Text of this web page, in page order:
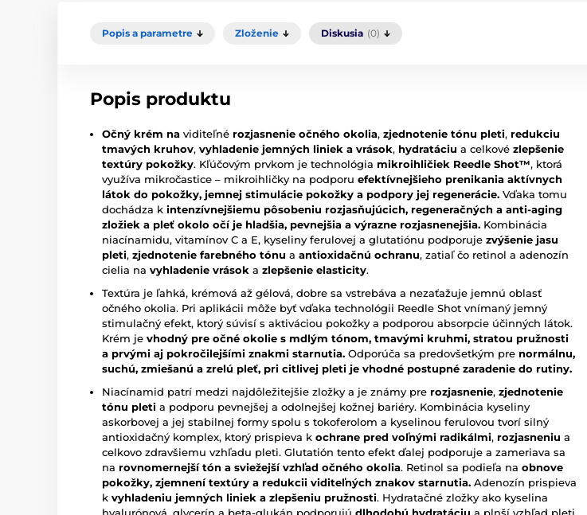
Popis a parametre Zloženie Diskusia (0)
Popis produktu
Očný krém na viditeľné rozjasnenie očného okolia, zjednotenie tónu pleti, redukciu
tmavých kruhov, vyhladenie jemných liniek a vrások, hydratáciu a celkové zlepšenie
textúry pokožky. Kľúčovým prvkom je technológia mikroihličiek Reedle Shot™, ktorá
využíva mikročastice – mikroihličky na podporu efektívnejšieho prenikania aktívnych
látok do pokožky, jemnej stimulácie pokožky a podpory jej regenerácie. Vďaka tomu
dochádza k intenzívnejšiemu pôsobeniu rozjasňujúcich, regeneračných a anti-aging
zložiek a pleť okolo očí je hladšia, pevnejšia a výrazne rozjasnenejšia. Kombinácia
niacínamidu, vitamínov C a E, kyseliny ferulovej a glutatiónu podporuje zvýšenie jasu
pleti, zjednotenie farebného tónu a antioxidačnú ochranu, zatiaľ čo retinol a adenozín
cielia na vyhladenie vrások a zlepšenie elasticity.
Textúra je ľahká, krémová až gélová, dobre sa vstrebáva a nezaťažuje jemnú oblasť
očného okolia. Pri aplikácii môže byť vďaka technológii Reedle Shot vnímaný jemný
stimulačný efekt, ktorý súvisí s aktiváciou pokožky a podporou absorpcie účinných látok.
Krém je vhodný pre očné okolie s mdlým tónom, tmavými kruhmi, stratou pružnosti
a prvými aj pokročilejšími znakmi starnutia. Odporúča sa predovšetkým pre normálnu,
suchú, zmiešanú a zrelú pleť, pri citlivej pleti je vhodné postupné zaradenie do rutiny.
Niacínamid patrí medzi najdôležitejšie zložky a je známy pre rozjasnenie, zjednotenie
tónu pleti a podporu pevnejšej a odolnejšej kožnej bariéry. Kombinácia kyseliny
askorbovej a jej stabilnej formy spolu s tokoferolom a kyselinou ferulovou tvorí silný
antioxidačný komplex, ktorý prispieva k ochrane pred voľnými radikálmi, rozjasneniu a
celkovo zdravšiemu vzhľadu pleti. Glutatión tento efekt ďalej podporuje a zameriava sa
na rovnomernejší tón a sviežejší vzhľad očného okolia. Retinol sa podieľa na obnove
pokožky, zjemnení textúry a redukcii viditeľných znakov starnutia. Adenozín prispieva
k vyhladeniu jemných liniek a zlepšeniu pružnosti. Hydratačné zložky ako kyselina
hyalurónová, glycerín a beta-glukán podporujú dlhodobú hydratáciu a plnší vzhľad pleti.